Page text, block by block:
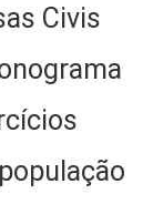
Civis